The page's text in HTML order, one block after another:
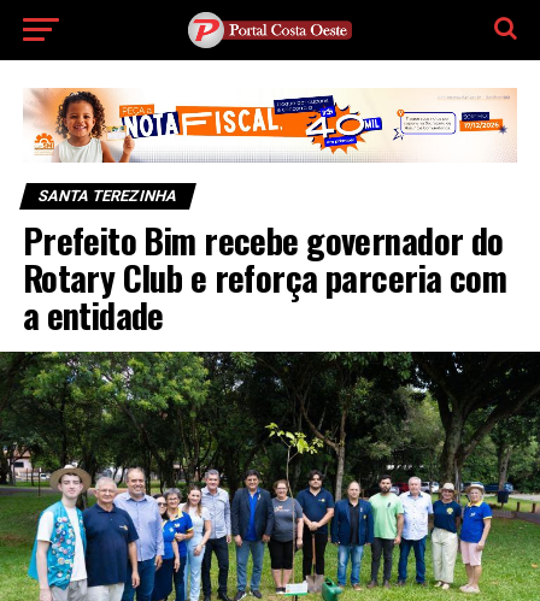
SANTA TEREZINHA
Prefeito Bim recebe governador do
Rotary Club e reforça parceria com
a entidade